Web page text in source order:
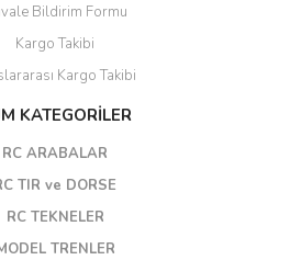
Bildirim Formu
Kargo Takibi
Kargo Takibi
KATEGORİLER
RC ARABALAR
TIR ve DORSE
RC TEKNELER
TRENLER